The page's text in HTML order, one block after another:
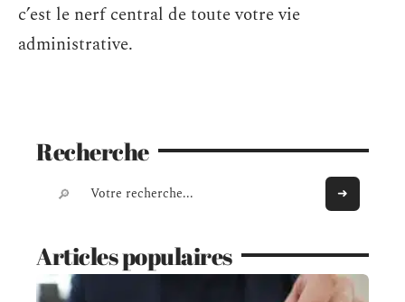
c’est le nerf central de toute votre vie
administrative.
Recherche
Articles populaires